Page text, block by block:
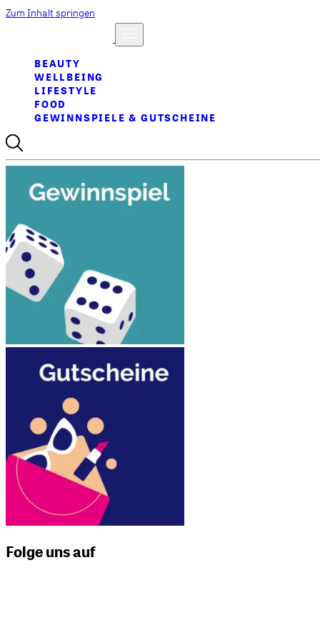
Zum Inhalt springen
BEAUTY
WELLBEING
LIFESTYLE
FOOD
GEWINNSPIELE & GUTSCHEINE
Folge uns auf